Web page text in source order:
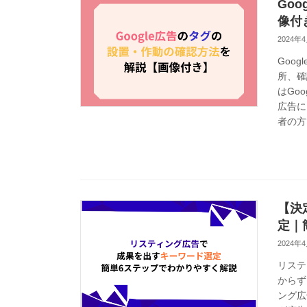
像付
2024年
所、
は
広告
者の
【
定｜
2024年
リス
から
ング